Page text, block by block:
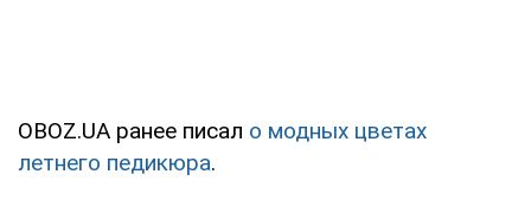
OBOZ.UA ранее писал о модных цветах
летнего педикюра.